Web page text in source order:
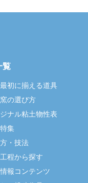
覧
初に揃える道具
の選び方
ナル粘土物性表
集
・技法
程から探す
報コンテンツ